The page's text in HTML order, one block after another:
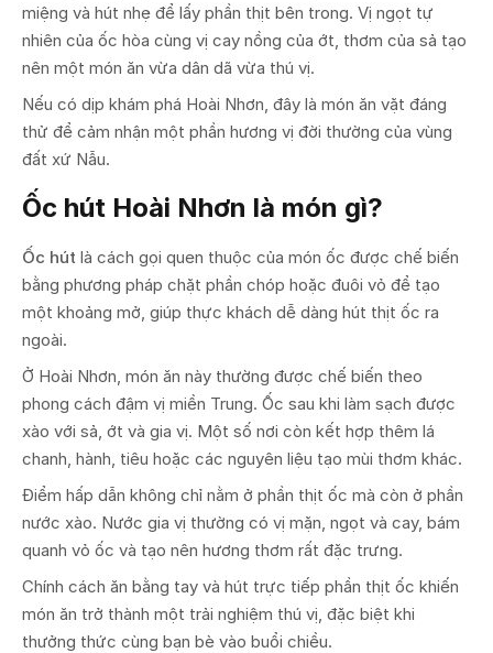
miệng và hút nhẹ để lấy phần thịt bên trong. Vị ngọt tự
nhiên của ốc hòa cùng vị cay nồng của ớt, thơm của sả tạo
nên một món ăn vừa dân dã vừa thú vị.
Nếu có dịp khám phá Hoài Nhơn, đây là món ăn vặt đáng
thử để cảm nhận một phần hương vị đời thường của vùng
đất xứ Nẫu.
Ốc hút Hoài Nhơn là món gì?
Ốc hút là cách gọi quen thuộc của món ốc được chế biến
bằng phương pháp chặt phần chóp hoặc đuôi vỏ để tạo
một khoảng mở, giúp thực khách dễ dàng hút thịt ốc ra
ngoài.
Ở Hoài Nhơn, món ăn này thường được chế biến theo
phong cách đậm vị miền Trung. Ốc sau khi làm sạch được
xào với sả, ớt và gia vị. Một số nơi còn kết hợp thêm lá
chanh, hành, tiêu hoặc các nguyên liệu tạo mùi thơm khác.
Điểm hấp dẫn không chỉ nằm ở phần thịt ốc mà còn ở phần
nước xào. Nước gia vị thường có vị mặn, ngọt và cay, bám
quanh vỏ ốc và tạo nên hương thơm rất đặc trưng.
Chính cách ăn bằng tay và hút trực tiếp phần thịt ốc khiến
món ăn trở thành một trải nghiệm thú vị, đặc biệt khi
thưởng thức cùng bạn bè vào buổi chiều.